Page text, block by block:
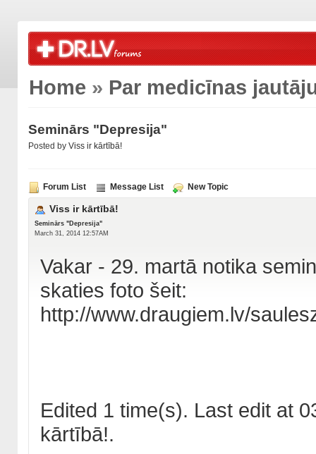
Home » Par medicīnas
Seminārs "Depresija"
Posted by Viss ir kārtībā!
Forum List Message List New Topic
Viss ir kārtībā!
Seminārs "Depresija"
March 31, 2014 12:57AM
Vakar - 29. martā notika
skaties foto šeit:
http://www.draugiem.lv/
Edited 1 time(s). Last edit at
kārtībā!.